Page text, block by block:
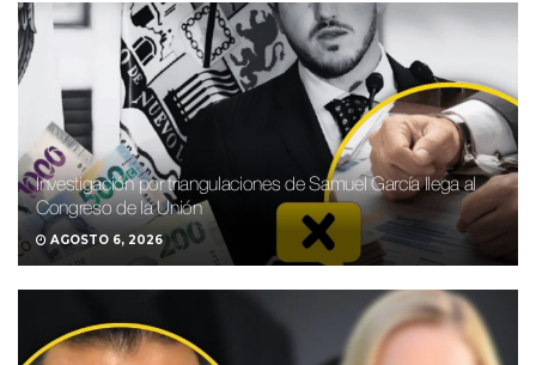
Investigación por triangulaciones de Samuel García llega al
Congreso de la Unión
AGOSTO 6, 2026